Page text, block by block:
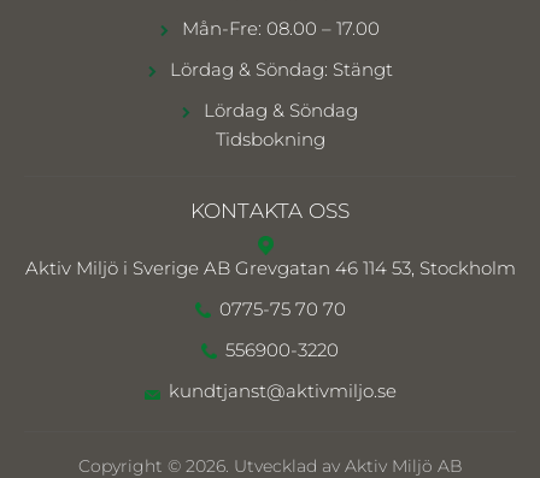
Mån-Fre: 08.00 – 17.00
Lördag & Söndag: Stängt
Lördag & Söndag
Tidsbokning
KONTAKTA OSS
Aktiv Miljö i Sverige AB Grevgatan 46 114 53, Stockholm
0775-75 70 70
556900-3220
kundtjanst@aktivmiljo.se
Copyright © 2026. Utvecklad av Aktiv Miljö AB